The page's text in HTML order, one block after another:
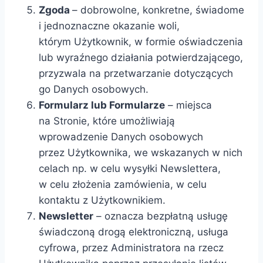
Zgoda – dobrowolne, konkretne, świadome
i jednoznaczne okazanie woli,
którym Użytkownik, w formie oświadczenia
lub wyraźnego działania potwierdzającego,
przyzwala na przetwarzanie dotyczących
go Danych osobowych.
Formularz lub Formularze – miejsca
na Stronie, które umożliwiają
wprowadzenie Danych osobowych
przez Użytkownika, we wskazanych w nich
celach np. w celu wysyłki Newslettera,
w celu złożenia zamówienia, w celu
kontaktu z Użytkownikiem.
Newsletter – oznacza bezpłatną usługę
świadczoną drogą elektroniczną, usługa
cyfrowa, przez Administratora na rzecz